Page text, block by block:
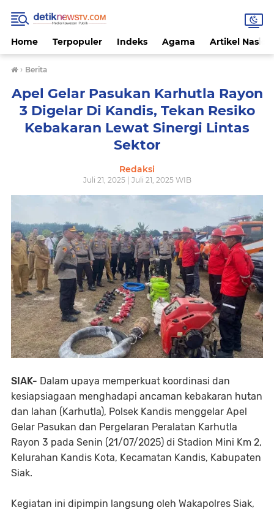
Home Terpopuler Indeks Agama Artikel
› Berita
Apel Gelar Pasukan Karhutla Rayon
3 Digelar Di Kandis, Tekan Resiko
Kebakaran Lewat Sinergi Lintas
Sektor
Redaksi
Juli 21, 2025 | Juli 21, 2025 WIB
SIAK- Dalam upaya memperkuat koordinasi dan
kesiapsiagaan menghadapi ancaman kebakaran hutan
dan lahan (Karhutla), Polsek Kandis menggelar Apel
Gelar Pasukan dan Pergelaran Peralatan Karhutla
Rayon 3 pada Senin (21/07/2025) di Stadion Mini Km 2,
Kelurahan Kandis Kota, Kecamatan Kandis, Kabupaten
Siak.
Kegiatan ini dipimpin langsung oleh Wakapolres Siak,